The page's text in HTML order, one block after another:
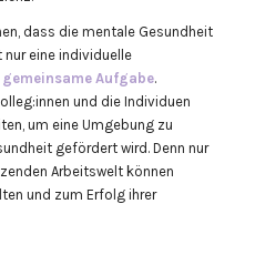
dass die mentale Gesundheit
nur eine individuelle
gemeinsame Aufgabe.
und die Individuen
um eine Umgebung zu
gefördert wird. Denn nur
Arbeitswelt können
und zum Erfolg ihrer